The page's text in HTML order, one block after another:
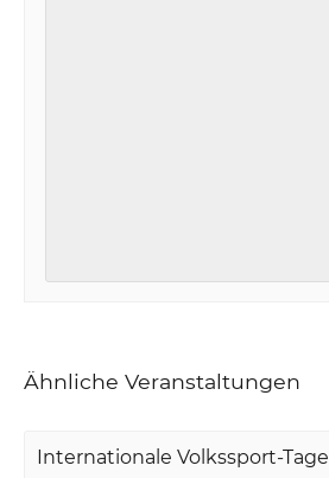
Ähnliche Veranstaltungen
Internationale Volkssport-Tage